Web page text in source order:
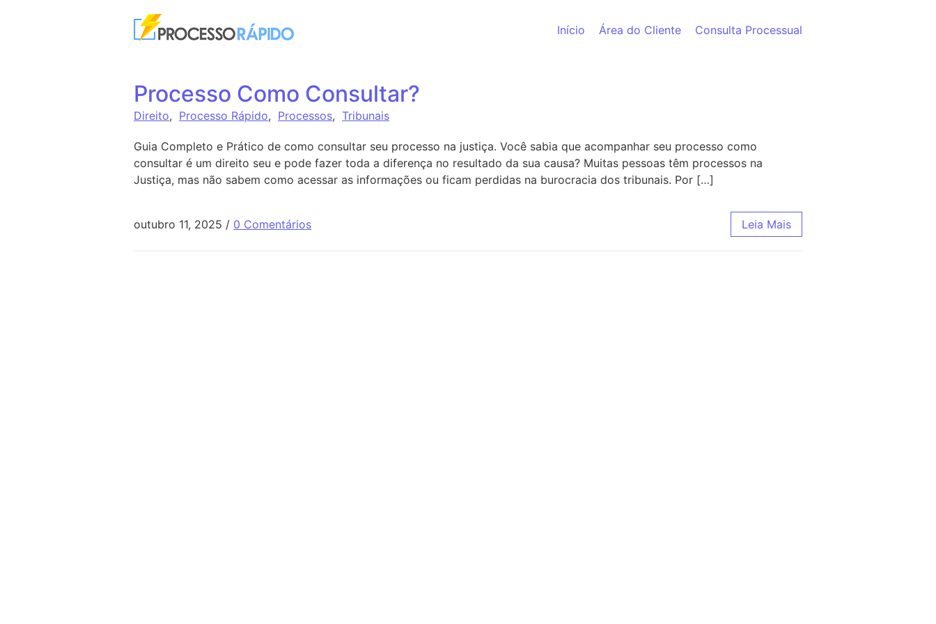
Início
Área do Cliente Consulta Processual
Processo Como Consultar?
Direito, Processo Rápido, Processos, Tribunais
Guia Completo e Prático de como consultar seu processo na justiça. Você sabia que acompanhar seu processo como
consultar é um direito seu e pode fazer toda a diferença no resultado da sua causa? Muitas pessoas têm processos na
Justiça, mas não sabem como acessar as informações ou ficam perdidas na burocracia dos tribunais. Por […]
outubro 11, 2025 / 0 Comentários Leia Mais